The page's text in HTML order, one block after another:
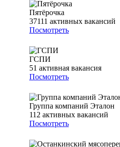
Пятёрочка
37111 активных вакансий
Посмотреть
ГСПИ
51 активная вакансия
Посмотреть
Группа компаний Эталон
112 активных вакансий
Посмотреть